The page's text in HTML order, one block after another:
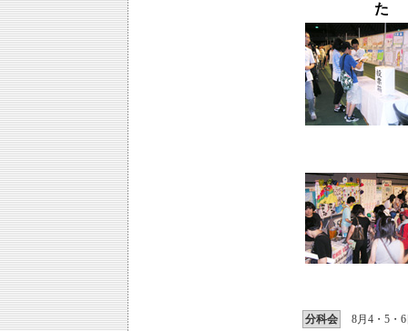
た
分科会
8月4・5・6